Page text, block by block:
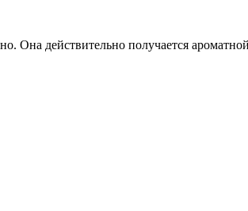
Она действительно получается